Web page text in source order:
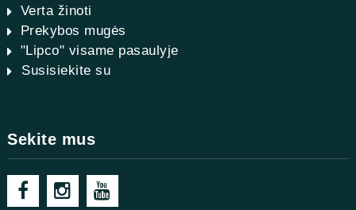
Verta žinoti
Prekybos mugės
"Lipco" visame pasaulyje
Susisiekite su
Sekite mus